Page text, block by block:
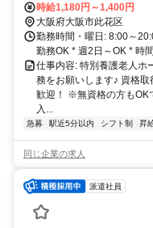
時給1,180円～1,400円
大阪府大阪市此花区
勤務時間・曜日: 8:00～
勤務OK * 週2日～OK * 時
仕事内容: 特別養護老人ホ
務をお願いします♪ 資格
歓迎！ ※無資格の方もOK
入...
急募 駅近5分以内 シフト制 昇
同じ企業の求人
派遣社員